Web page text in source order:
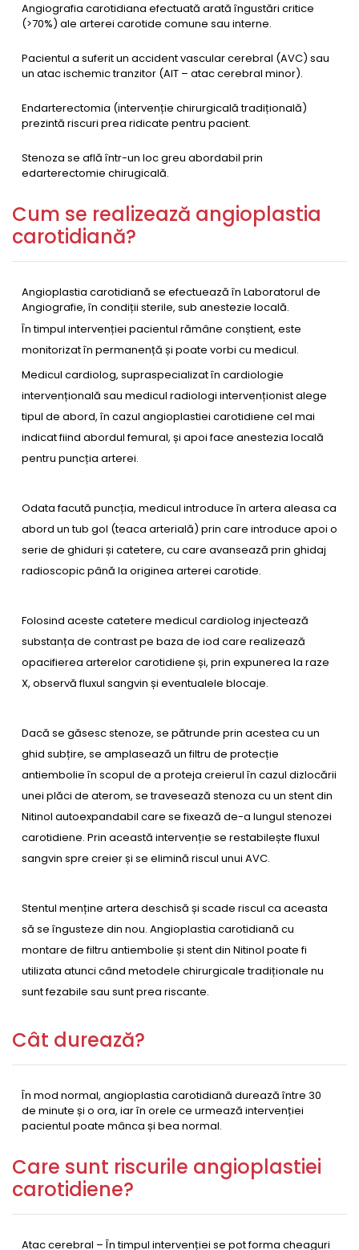
Angiografia carotidiana efectuată arată îngustări critice
(>70%) ale arterei carotide comune sau interne.
Pacientul a suferit un accident vascular cerebral (AVC) sau
un atac ischemic tranzitor (AIT – atac cerebral minor).
Endarterectomia (intervenție chirurgicală tradițională)
prezintă riscuri prea ridicate pentru pacient.
Stenoza se află într-un loc greu abordabil prin
edarterectomie chirugicală.
Cum se realizează angioplastia
carotidiană?
Angioplastia carotidiană se efectuează în Laboratorul de
Angiografie, în condiții sterile, sub anestezie locală.
În timpul intervenției pacientul rămâne conștient, este
monitorizat în permanență și poate vorbi cu medicul.
Medicul cardiolog, supraspecializat în cardiologie
intervențională sau medicul radiologi intervenționist alege
tipul de abord, în cazul angioplastiei carotidiene cel mai
indicat fiind abordul femural, și apoi face anestezia locală
pentru puncția arterei.
Odata facută puncția, medicul introduce în artera aleasa ca
abord un tub gol (teaca arterială) prin care introduce apoi o
serie de ghiduri și catetere, cu care avansează prin ghidaj
radioscopic până la originea arterei carotide.
Folosind aceste catetere medicul cardiolog injectează
substanța de contrast pe baza de iod care realizează
opacifierea arterelor carotidiene și, prin expunerea la raze
X, observă fluxul sangvin și eventualele blocaje.
Dacă se găsesc stenoze, se pătrunde prin acestea cu un
ghid subțire, se amplasează un filtru de protecție
antiembolie în scopul de a proteja creierul în cazul dizlocării
unei plăci de aterom, se travesează stenoza cu un stent din
Nitinol autoexpandabil care se fixează de-a lungul stenozei
carotidiene. Prin această intervenție se restabilește fluxul
sangvin spre creier și se elimină riscul unui AVC.
Stentul menține artera deschisă și scade riscul ca aceasta
să se îngusteze din nou. Angioplastia carotidiană cu
montare de filtru antiembolie și stent din Nitinol poate fi
utilizata atunci când metodele chirurgicale tradiționale nu
sunt fezabile sau sunt prea riscante.
Cât durează?
În mod normal, angioplastia carotidiană durează între 30
de minute și o ora, iar în orele ce urmează intervenției
pacientul poate mânca și bea normal.
Care sunt riscurile angioplastiei
carotidiene?
Atac cerebral – În timpul intervenției se pot forma cheaguri